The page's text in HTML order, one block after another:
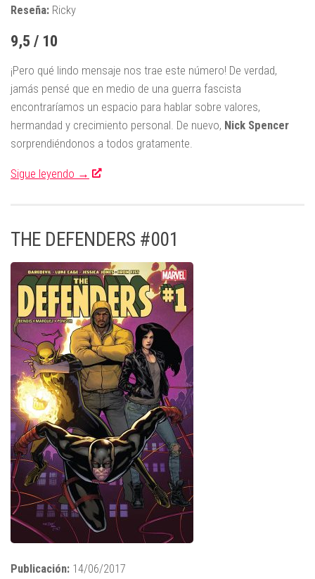
Reseña: Ricky
9,5 / 10
¡Pero qué lindo mensaje nos trae este número! De verdad,
jamás pensé que en medio de una guerra fascista
encontraríamos un espacio para hablar sobre valores,
hermandad y crecimiento personal. De nuevo, Nick Spencer
sorprendiéndonos a todos gratamente.
Sigue leyendo →
THE DEFENDERS #001
Publicación: 14/06/2017